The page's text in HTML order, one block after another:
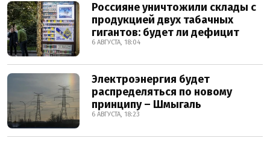
Россияне уничтожили склады с
продукцией двух табачных
гигантов: будет ли дефицит
6 АВГУСТА, 18:04
Электроэнергия будет
распределяться по новому
принципу – Шмыгаль
6 АВГУСТА, 18:23